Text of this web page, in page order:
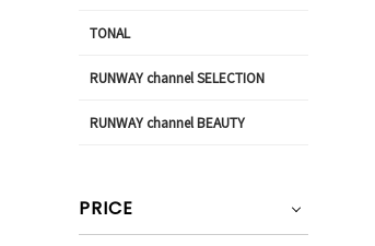
TONAL
RUNWAY channel SELECTION
RUNWAY channel BEAUTY
PRICE